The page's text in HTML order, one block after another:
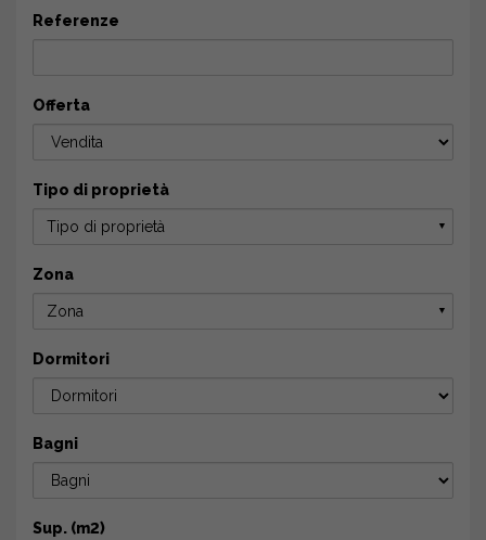
Referenze
Offerta
Tipo di proprietà
Tipo di proprietà ▼
Zona
Zona ▼
Dormitori
Bagni
Sup. (m2)